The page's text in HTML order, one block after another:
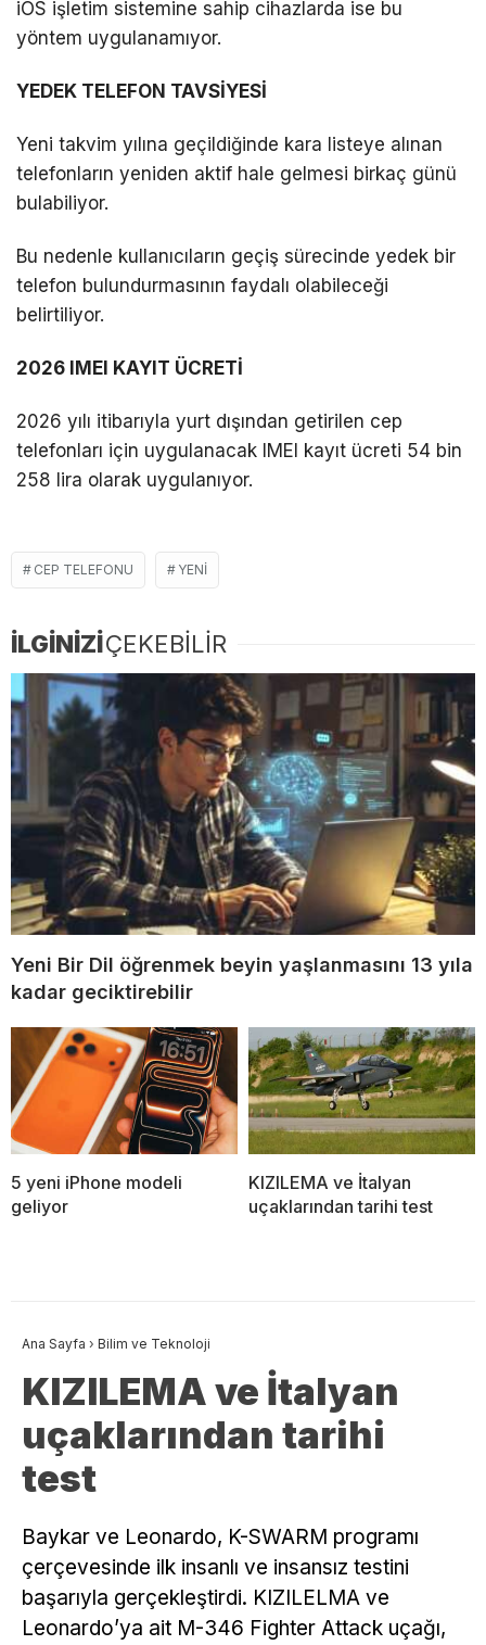
iOS işletim sistemine sahip cihazlarda ise bu
yöntem uygulanamıyor.
YEDEK TELEFON TAVSİYESİ
Yeni takvim yılına geçildiğinde kara listeye alınan
telefonların yeniden aktif hale gelmesi birkaç günü
bulabiliyor.
Bu nedenle kullanıcıların geçiş sürecinde yedek bir
telefon bulundurmasının faydalı olabileceği
belirtiliyor.
2026 IMEI KAYIT ÜCRETİ
2026 yılı itibarıyla yurt dışından getirilen cep
telefonları için uygulanacak IMEI kayıt ücreti 54 bin
258 lira olarak uygulanıyor.
CEP TELEFONU YENI
İLGİNİZİÇEKEBİLİR
Yeni Bir Dil öğrenmek beyin yaşlanmasını 13 yıla
kadar geciktirebilir
5 yeni iPhone modeli
geliyor
KIZILEMA ve İtalyan
uçaklarından tarihi test
Ana Sayfa › Bilim ve Teknoloji
KIZILEMA ve İtalyan
uçaklarından tarihi
test
Baykar ve Leonardo, K-SWARM programı
çerçevesinde ilk insanlı ve insansız testini
başarıyla gerçekleştirdi. KIZILELMA ve
Leonardo’ya ait M-346 Fighter Attack uçağı,